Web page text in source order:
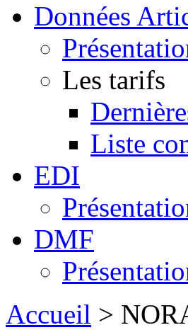
Données
Les tarifs
Liste
EDI
DMF
Accueil >